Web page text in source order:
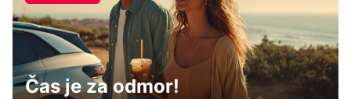
Čas je za odmor!